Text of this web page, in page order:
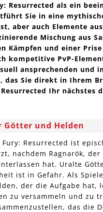
Resurrected als ein
Sie in eine
aber auch Elemente
Mischung aus
Kämpfen und einer
kompetitive PvP-
ansprechenden und
das Sie direkt in Ihrem
Ihr nächstes
Götter und Helden
Resurrected ist
nachdem Ragnarök, der
hat. Uralte
ist in Gefahr. Als
der die Aufgabe hat,
zu versammeln und zu
das die